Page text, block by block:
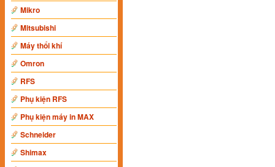
Mikro
Mitsubishi
Máy thổi khí
Omron
RFS
Phụ kiện RFS
Phụ kiện máy in MAX
Schneider
Shimax